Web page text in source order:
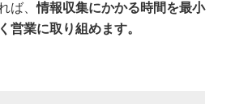
ば、情報収集にかかる時間を最小
営業に取り組めます。